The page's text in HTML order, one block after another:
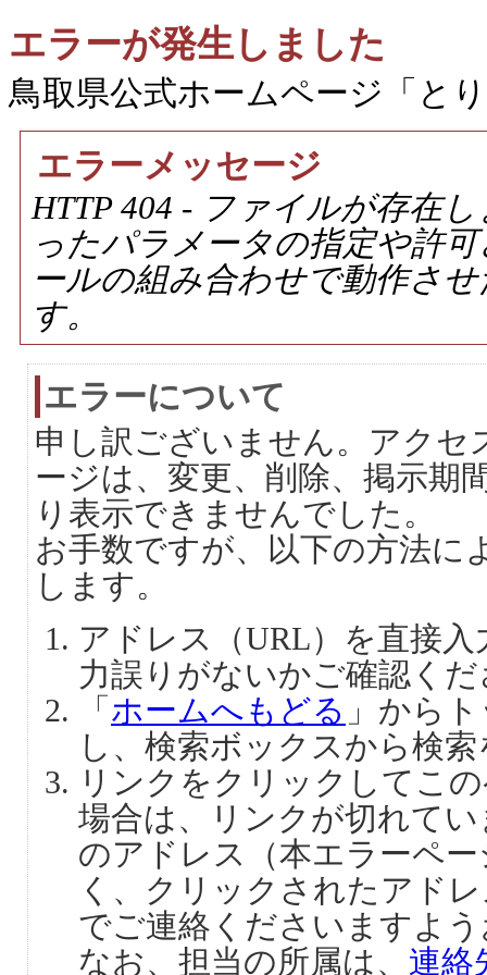
エラーが発生しました
鳥取県公式ホームページ「と
エラーメッセージ
HTTP 404 - ファイルが存在
ったパラメータの指定や許
ールの組み合わせで動作さ
す。
エラーについて
申し訳ございません。アクセ
ージは、変更、削除、掲示期
り表示できませんでした。
お手数ですが、以下の方法に
します。
アドレス（URL）を直接
力誤りがないかご確認く
「 ホームへもどる 」から
し、検索ボックスから検
リンクをクリックしてこ
場合は、リンクが切れて
のアドレス（本エラーペ
く、クリックされたアド
でご連絡くださいますよ
なお、担当の所属は、 連絡